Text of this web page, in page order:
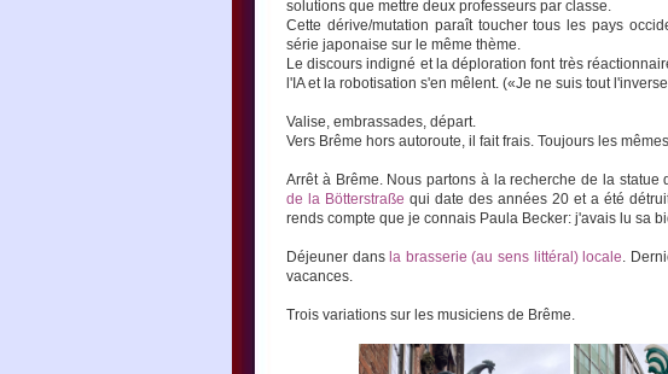
solutions que mettre deux professeurs par classe.
Cette dérive/mutation paraît toucher tous les pays
série japonaise sur le même thème.
Le discours indigné et la déploration font très
l'IA et la robotisation s'en mêlent. («Je ne suis tout
Valise, embrassades, départ.
Vers Brême hors autoroute, il fait frais. Toujours les
Arrêt à Brême. Nous partons à la recherche de la
de la Bötterstraße qui date des années 20 et a été
rends compte que je connais Paula Becker: j'avais lu sa
Déjeuner dans la brasserie (au sens littéral) locale.
vacances.
Trois variations sur les musiciens de Brême.